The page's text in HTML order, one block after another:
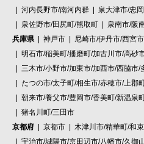
河内長野市/南河内群
泉大津市/忠
泉佐野市/田尻町/熊取町
泉南市/阪
兵庫県
神戸市
尼崎市/伊丹市/西宮
明石市/稲美町/播磨町/加古川市/高砂
三木市/小野市/加東市/加西市/西脇市/
たつの市/太子町/相生市/赤穂市/上郡
朝来市/養父市/豊岡市/香美町/新温泉
猪名川町/三田市
京都府
京都市
木津川市/精華町/和
宇治市/城陽市/京田辺市/八幡市/久御